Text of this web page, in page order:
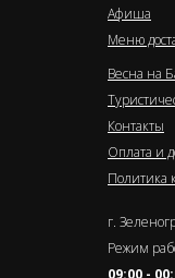
Афиша
Меню
Весна на
Контакты
Оплата и
Политика
г.
Режим
09:00 -